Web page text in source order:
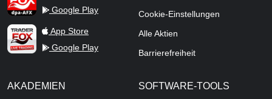
Google Play
TraderFox Live Trading
App Store
Google Play
Cookie-Einstellungen
Alle Aktien
Barrierefreiheit
AKADEMIEN SOFTWARE-TOOLS